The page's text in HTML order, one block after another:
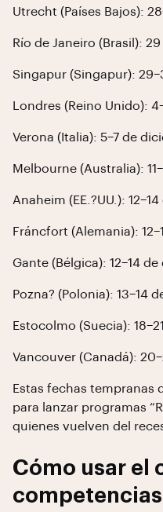
Utrecht (Países Bajos):
Río de Janeiro (Brasil):
Singapur (Singapur):
Londres (Reino Unido):
Verona (Italia): 5–7 de
Melbourne (Australia):
Anaheim (EE.?UU.):
Fráncfort (Alemania):
Gante (Bélgica): 12–14 de
Pozna? (Polonia): 13–14
Estocolmo (Suecia):
Vancouver (Canadá):
Estas fechas tempranas
para lanzar programas
quienes vuelven del
Cómo usar el
competencias